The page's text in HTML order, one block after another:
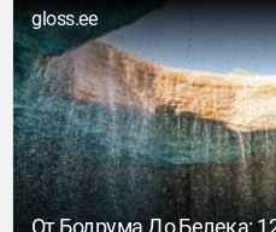
аббатствах и церквях,
переночевать в бывшей
территории усадеб и
пойдёт исключительно о
атмосферные отели
белокаменных палатах,
gloss.ee
От Бодрума До Белека: